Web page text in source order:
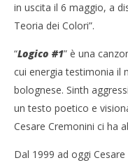
24/03/2014
in uscita il 6 maggio, a
Teoria dei Colori”.
“Logico #1” è una
cui energia testimonia il
bolognese. Sinth
un testo poetico e
Cesare Cremonini ci ha
Dal 1999 ad oggi